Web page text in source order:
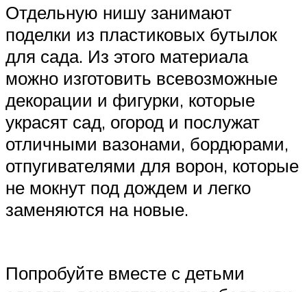
Отдельную нишу занимают
поделки из пластиковых бутылок
для сада. Из этого материала
можно изготовить всевозможные
декорации и фигурки, которые
украсят сад, огород и послужат
отличными вазонами, бордюрами,
отпугивателями для ворон, которые
не мокнут под дождем и легко
заменяются на новые.
Попробуйте вместе с детьми